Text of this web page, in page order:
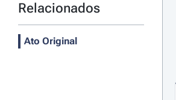
Relacionados
Ato Original